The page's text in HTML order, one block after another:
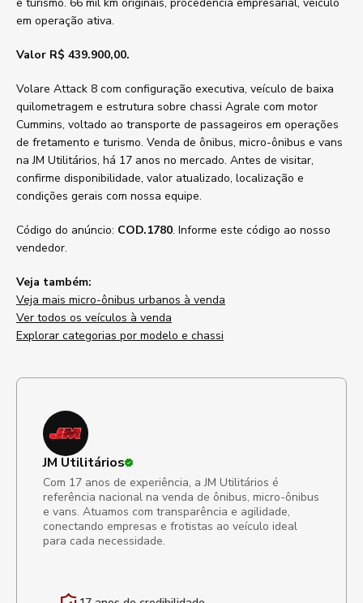
em operação ativa.
Valor R$ 439.900,00.
Volare Attack 8 com configuração executiva, veículo de baixa
quilometragem e estrutura sobre chassi Agrale com motor
Cummins, voltado ao transporte de passageiros em operações
de fretamento e turismo. Venda de ônibus, micro-ônibus e vans
na JM Utilitários, há 17 anos no mercado. Antes de visitar,
confirme disponibilidade, valor atualizado, localização e
condições gerais com nossa equipe.
Código do anúncio: COD.1780. Informe este código ao nosso
vendedor.
Veja também:
Veja mais micro-ônibus urbanos à venda
Ver todos os veículos à venda
Explorar categorias por modelo e chassi
JM Utilitários
Com 17 anos de experiência, a JM Utilitários é
referência nacional na venda de ônibus, micro-ônibus
e vans. Atuamos com transparência e agilidade,
conectando empresas e frotistas ao veículo ideal
para cada necessidade.